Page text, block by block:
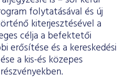
folytatásával és új
kiterjesztésével a
célja a befektetői
erősítése és a kereskedési
a kis-és közepes